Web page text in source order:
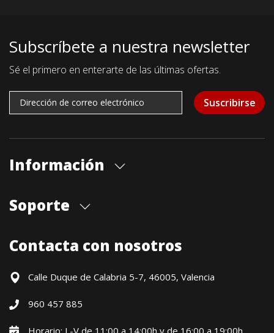
Subscríbete a nuestra newsletter
Sé el primero en enterarte de las últimas ofertas.
Suscribirse
Información
Cita previa tienda
Contacto
Soporte
Formas de pago
Devoluciones / Garantía
Política precio mínimo garantizado
Financiación CETELEM
Contacta con nosotros
Calle Duque de Calabria 5-7, 46005, Valencia
960 457 885
Horario: L-V de 11:00 a 14:00h y de 16:00 a 19:00h.